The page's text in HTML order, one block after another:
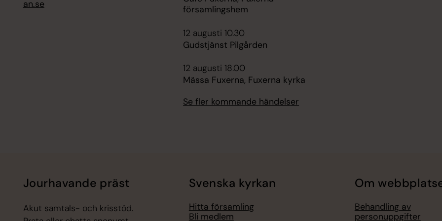
an.se
församlingshem
12 augusti 10.30
Gudstjänst Pilgården
12 augusti 18.00
Mässa Fuxerna, Fuxerna kyrka
Se fler kommande händelser
Jourhavande präst
Akut samtals- och krisstöd.
Svenska kyrkan
Hitta församling
Bli medlem
Om
Behandling av
personuppgifter